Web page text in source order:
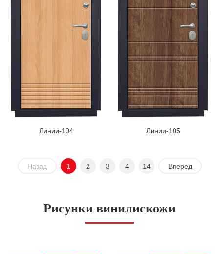
Линии-104 Линии-105
Назад 1 2 3 4 14 Вперед
Рисунки винилискожи